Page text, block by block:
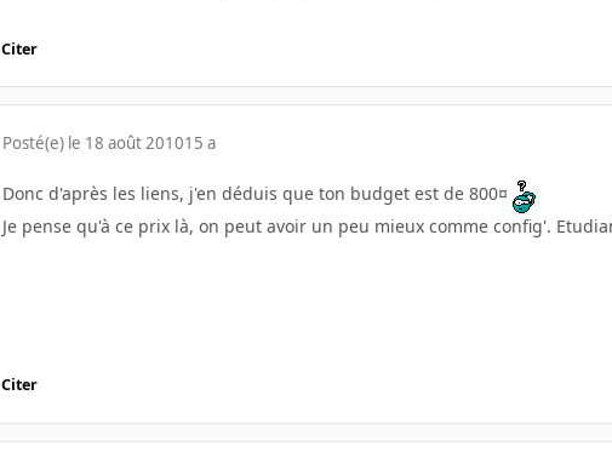
Citer
Posté(e) le 18 août 201015 a
Donc d'après les liens, j'en déduis que ton budget est de 800¤
Je pense qu'à ce prix là, on peut avoir un peu mieux comme config'.
Citer